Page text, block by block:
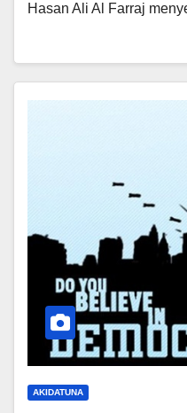
Hasan Ali Al Farraj
AKIDATUNA